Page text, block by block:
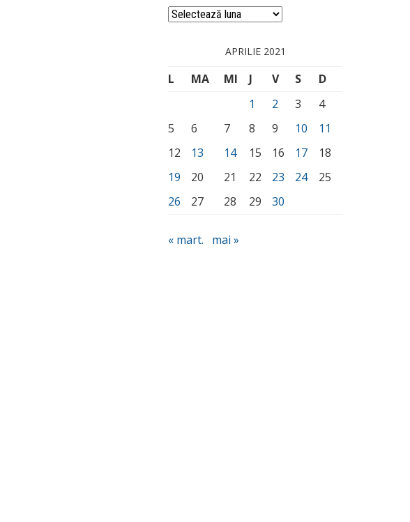
Arhivă
APRILIE 2021
L MA MI J V S
D
1
2 3
4
5
6 7 8 9 10
11
12
13 14 15 16 17
18
19
20 21 22 23 24
25
26
27 28 29 30
« mart. mai »